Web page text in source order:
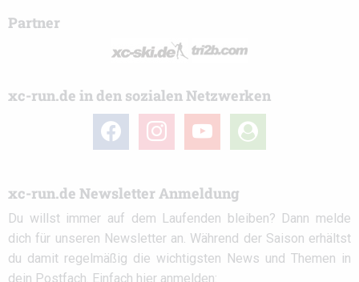
Partner
xc-run.de in den sozialen Netzwerken
facebook instagramyoutube
user-
circle
xc-run.de Newsletter Anmeldung
Du willst immer auf dem Laufenden bleiben? Dann melde
dich für unseren Newsletter an. Während der Saison erhältst
du damit regelmäßig die wichtigsten News und Themen in
dein Postfach. Einfach hier anmelden: